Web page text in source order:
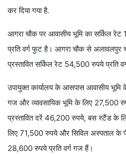
कर दिया गया है.
आगरा चौक पर आवासीय भूमि का सर्किल
प्रति वर्ग फुट है। आगरा चौक से अलावलपुर
प्रस्तावित सर्किल रेट 54,500 रुपये प्रति
उपायुक्त कार्यालय के आसपास आवासीय
गज और व्यावसायिक भूमि के लिए 27,500
प्रस्तावित दरें 46,200 रुपये, बस स्टैंड के
लिए 71,500 रुपये और सिविल अस्पताल के
28,600 रुपये प्रति वर्ग गज हैं।